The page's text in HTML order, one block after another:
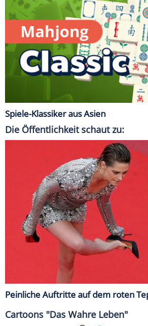
Spiele-Klassiker aus Asien
Die Öffentlichkeit schaut zu:
Peinliche Auftritte auf dem roten
Cartoons "Das Wahre Leben"